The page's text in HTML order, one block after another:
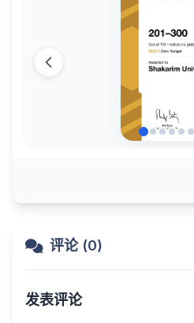
评论 (0)
发表评论